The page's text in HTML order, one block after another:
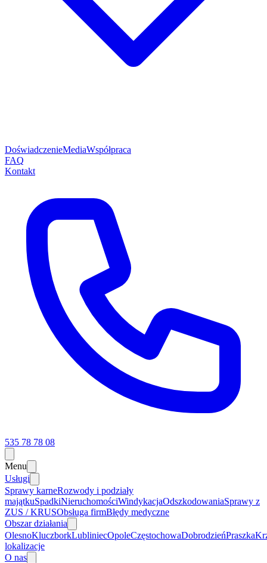
DoświadczenieMediaWspółpraca
FAQ
Kontakt
535 78 78 08
Menu
Usługi
Sprawy karneRozwody i podziały
majątkuSpadkiNieruchomościWindykacjaOdszkodowaniaSprawy z
ZUS / KRUSObsługa firmBłędy medyczne
Obszar działania
OlesnoKluczborkLubliniecOpoleCzęstochowaDobrodzieńPraszka
lokalizacje
O nas